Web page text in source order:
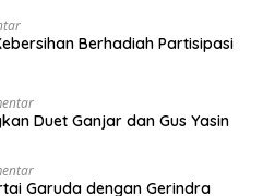
Berhadiah Partisipasi
Duet Ganjar dan Gus Yasin
Garuda dengan Gerindra